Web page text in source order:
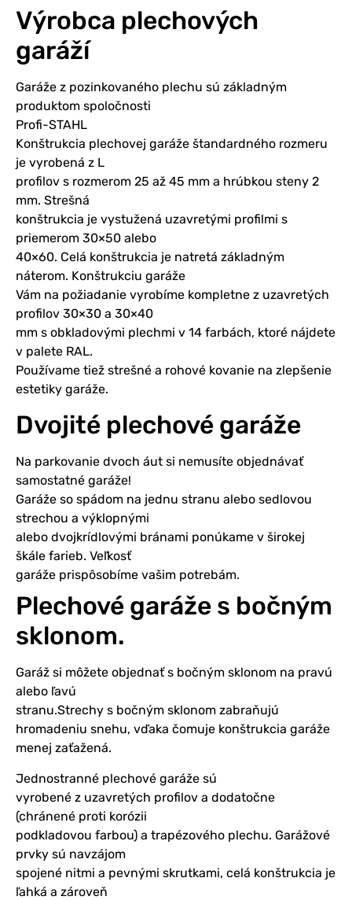
Výrobca plechových
garáží
Garáže z pozinkovaného plechu sú základným
produktom spoločnosti
Profi-STAHL
Konštrukcia plechovej garáže štandardného rozmeru
je vyrobená z L
profilov s rozmerom 25 až 45 mm a hrúbkou steny 2
mm. Strešná
konštrukcia je vystužená uzavretými profilmi s
priemerom 30×50 alebo
40×60. Celá konštrukcia je natretá základným
náterom. Konštrukciu garáže
Vám na požiadanie vyrobíme kompletne z uzavretých
profilov 30×30 a 30×40
mm s obkladovými plechmi v 14 farbách, ktoré nájdete
v palete RAL.
Používame tiež strešné a rohové kovanie na zlepšenie
estetiky garáže.
Dvojité plechové garáže
Na parkovanie dvoch áut si nemusíte objednávať
samostatné garáže!
Garáže so spádom na jednu stranu alebo sedlovou
strechou a výklopnými
alebo dvojkrídlovými bránami ponúkame v širokej
škále farieb. Veľkosť
garáže prispôsobíme vašim potrebám.
Plechové garáže s bočným
sklonom.
Garáž si môžete objednať s bočným sklonom na pravú
alebo ľavú
stranu.Strechy s bočným sklonom zabraňujú
hromadeniu snehu, vďaka čomuje konštrukcia garáže
menej zaťažená.
Jednostranné plechové garáže sú
vyrobené z uzavretých profilov a dodatočne
(chránené proti korózii
podkladovou farbou) a trapézového plechu. Garážové
prvky sú navzájom
spojené nitmi a pevnými skrutkami, celá konštrukcia je
ľahká a zároveň